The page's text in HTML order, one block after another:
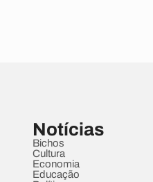
Notícias
Bichos
Cultura
Economia
Educação